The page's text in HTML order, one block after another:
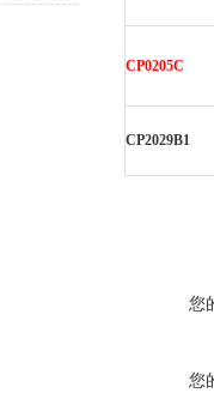
CP0205C
CP2029B1
您
您